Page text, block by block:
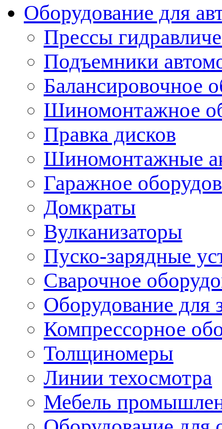
Оборудование для
Прессы
Подъемники
Балансировочное
Шиномонтажное
Правка дисков
Шиномонтажные
Гаражное
Домкраты
Вулканизаторы
Пуско-зарядные
Сварочное
Оборудование для
Компрессорное
Толщиномеры
Линии техосмотра
Мебель